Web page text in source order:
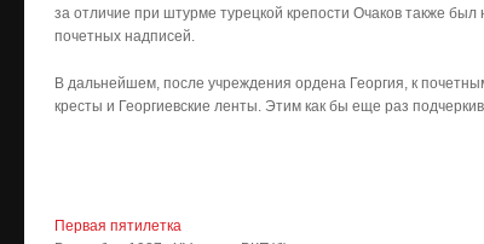
за отличие при штурме турецкой крепости Очаков также
почетных надписей.
В дальнейшем, после учреждения ордена Георгия, к
кресты и Георгиевские ленты. Этим как бы еще раз
Первая пятилетка